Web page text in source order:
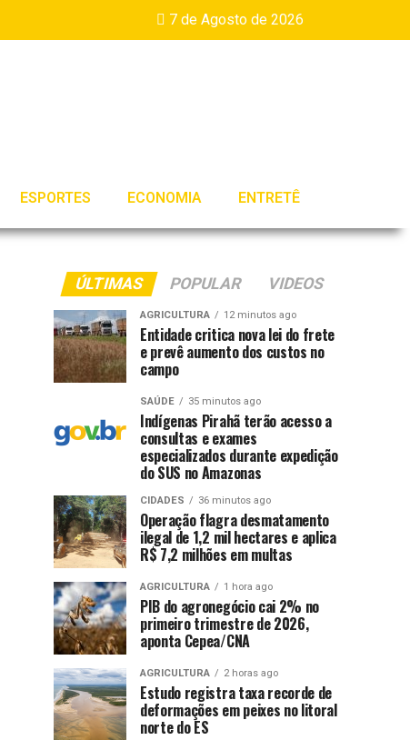
7 de Agosto de 2026
ESPORTES ECONOMIA ENTRETÊ
ÚLTIMAS POPULAR VIDEOS
AGRICULTURA 12 minutos ago
Entidade critica nova lei do frete
e prevê aumento dos custos no
campo
SAÚDE 35 minutos ago
Indígenas Pirahã terão acesso a
consultas e exames
especializados durante expedição
do SUS no Amazonas
CIDADES 36 minutos ago
Operação flagra desmatamento
ilegal de 1,2 mil hectares e aplica
R$ 7,2 milhões em multas
AGRICULTURA 1 hora ago
PIB do agronegócio cai 2% no
primeiro trimestre de 2026,
aponta Cepea/CNA
AGRICULTURA 2 horas ago
Estudo registra taxa recorde de
deformações em peixes no litoral
norte do ES